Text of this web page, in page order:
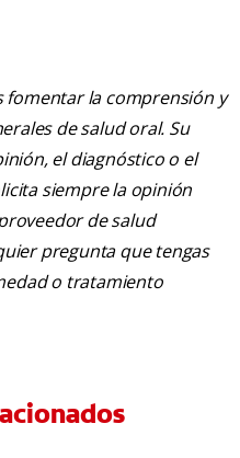
fomentar la comprensión y
de salud oral. Su
el diagnóstico o el
siempre la opinión
de salud
pregunta que tengas
o tratamiento